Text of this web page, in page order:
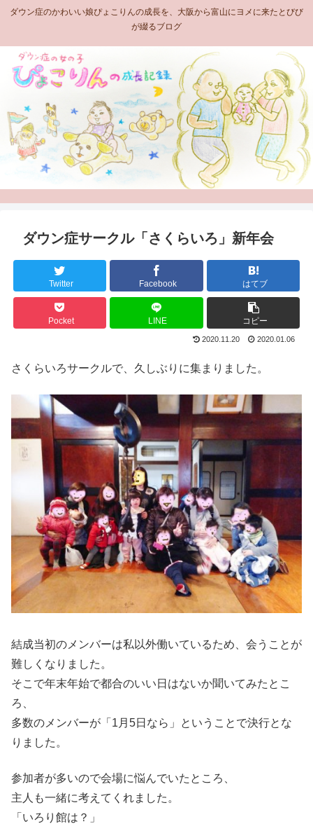
ダウン症のかわいい娘ぴょこりんの成長を、大阪から富山にヨメに来たとびび
が綴るブログ
ダウン症サークル「さくらいろ」新年会
Twitter Facebook はてブ
Pocket LINE コピー
2020.11.20 2020.01.06
さくらいろサークルで、久しぶりに集まりました。
結成当初のメンバーは私以外働いているため、会うことが
難しくなりました。
そこで年末年始で都合のいい日はないか聞いてみたとこ
ろ、
多数のメンバーが「1月5日なら」ということで決行とな
りました。
参加者が多いので会場に悩んでいたところ、
主人も一緒に考えてくれました。
「いろり館は？」